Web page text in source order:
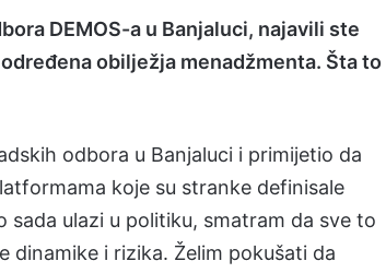
DEMOS-a u Banjaluci, najavili ste
obilježja menadžmenta. Šta to
odbora u Banjaluci i primijetio da
koje su stranke definisale
ulazi u politiku, smatram da sve to
dinamike i rizika. Želim pokušati da